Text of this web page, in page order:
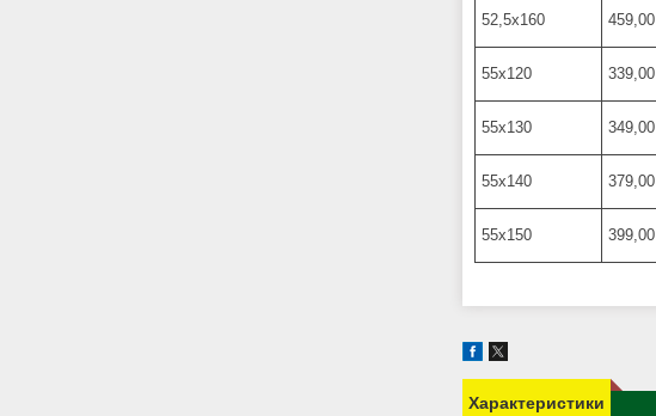
52,5х160 459,00
55х120 339,00
55х130 349,00
55х140 379,00
55х150 399,00
Характеристики